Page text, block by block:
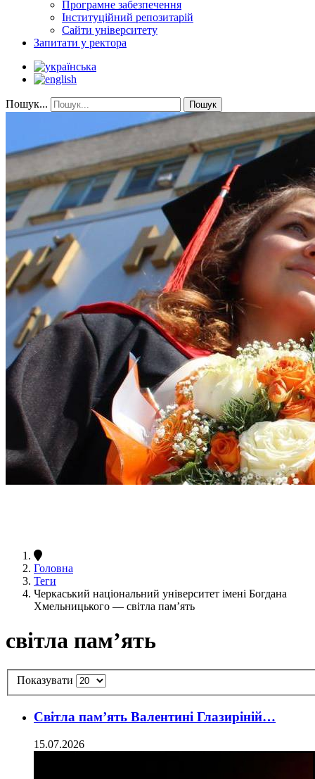
Програмне забезпечення
Інституційний репозитарій
Сайти університету
Запитати у ректора
Пошук... Пошук
Головна
Теги
Черкаський національний університет імені Богдана
Хмельницького — світла пам’ять
світла пам’ять
Показувати
Світла пам’ять Валентині Глазиріній…
15.07.2026